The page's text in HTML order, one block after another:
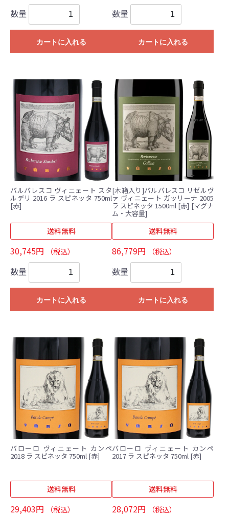
数量
カートに入れる
数量
カートに入れる
バルバレスコ ヴィニェート スタ
ルデリ 2016 ラ スピネッタ 750ml
[赤]
送料無料
30,745円 （税込）
数量
カートに入れる
[木箱入り]バルバレスコ リゼルヴ
ァ ヴィニェート ガッリーナ 2005
ラ スピネッタ 1500ml [赤] [マグナ
ム・大容量]
送料無料
86,779円 （税込）
数量
カートに入れる
バローロ ヴィニェート カンペ
2018 ラ スピネッタ 750ml [赤]
送料無料
29,403円 （税込）
バローロ ヴィニェート カンペ
2017 ラ スピネッタ 750ml [赤]
送料無料
28,072円 （税込）